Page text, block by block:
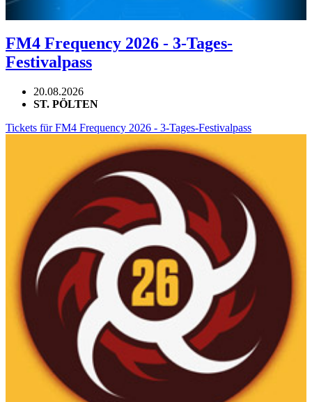
FM4 Frequency 2026 - 3-Tages-
Festivalpass
20.08.2026
ST. PÖLTEN
Tickets für FM4 Frequency 2026 - 3-Tages-Festivalpass